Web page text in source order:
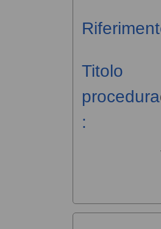
Titolo
procedura
: